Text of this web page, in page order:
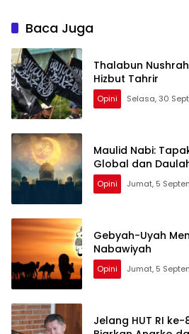
Baca Juga
Thalabun
Hizbut Tahrir
Opini Selasa, 30
Maulid Nabi:
Global dan
Opini Jumat, 5
Gebyah-Uyah
Nabawiyah
Opini Jumat, 5
Jelang HUT RI